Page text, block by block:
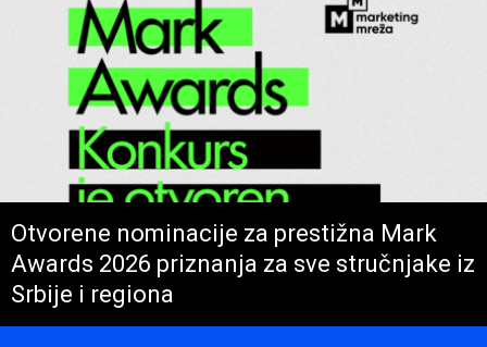
Otvorene nominacije za prestižna Mark
Awards 2026 priznanja za sve stručnjake iz
Srbije i regiona